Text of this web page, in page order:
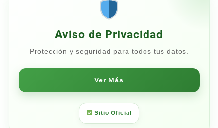
Aviso de Privacidad
Protección y seguridad para todos tus datos.
Ver Más
Sitio Oficial